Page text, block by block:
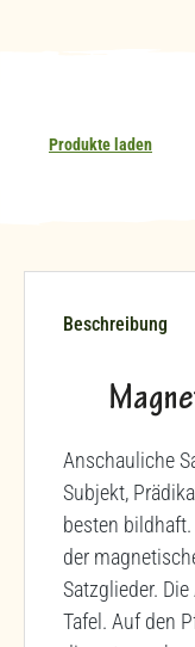
Produkte laden
Beschreibung
Anschauliche
Subjekt,
besten
der
Satzglieder.
Tafel. Auf den